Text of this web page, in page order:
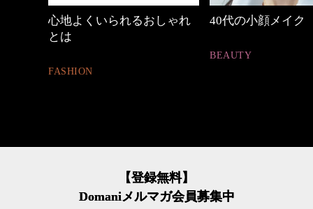
40代の小顔メイク
優木まおみさん「
【登録無料】
Domaniメルマガ会員募集中